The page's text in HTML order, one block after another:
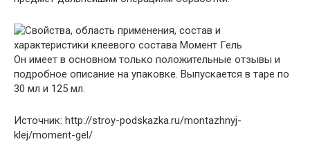
Он имеет в основном только положительные отзывы и
подробное описание на упаковке. Выпускается в таре по
30 мл и 125 мл.
Источник: http://stroy-podskazka.ru/montazhnyj-
klej/moment-gel/